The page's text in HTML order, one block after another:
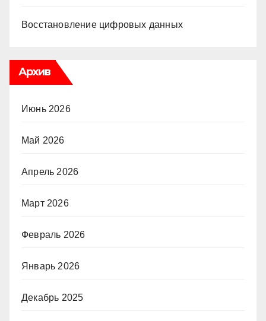
Восстановление цифровых данных
Архив
Июнь 2026
Май 2026
Апрель 2026
Март 2026
Февраль 2026
Январь 2026
Декабрь 2025